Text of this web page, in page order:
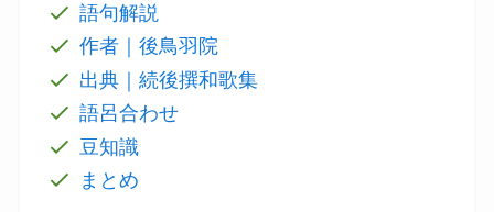
語句解説
作者｜後鳥羽院
出典｜続後撰和歌集
語呂合わせ
豆知識
まとめ